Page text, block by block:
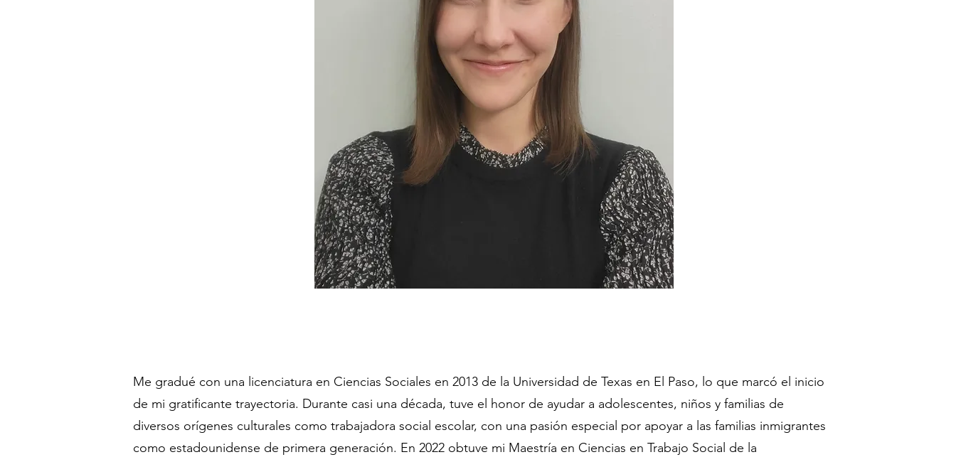
Me gradué con una licenciatura en Ciencias Sociales en 2013 de la Universidad de Texas en El Paso, lo que marcó el inicio
de mi gratificante trayectoria. Durante casi una década, tuve el honor de ayudar a adolescentes, niños y familias de
diversos orígenes culturales como trabajadora social escolar, con una pasión especial por apoyar a las familias inmigrantes
como estadounidense de primera generación. En 2022 obtuve mi Maestría en Ciencias en Trabajo Social de la